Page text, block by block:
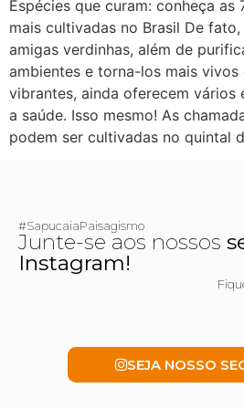
Espécies que curam: conheça as
mais cultivadas no Brasil De
amigas verdinhas, além de
ambientes e torna-los mais vivos
vibrantes, ainda oferecem vários
a saúde. Isso mesmo! As
podem ser cultivadas no quintal
#SapucaiaPaisagismo
Junte-se aos nossos
Instagram!
SEJA NOSSO